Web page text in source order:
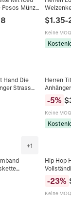
Münze
Legierung
$1.35-
Keine MOQ
Hand Die
Strass
Herren
Herren
Tier
Kette
-5% $
Keine MOQ
+1
Hip Hop
Rotem
-23%
Keine MOQ